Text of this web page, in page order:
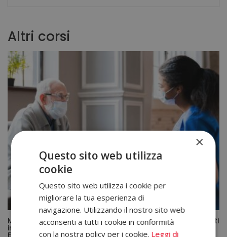
Altri corsi
Master in Assistenza Sociosanitaria a Persone Dipendenti
in Istituzioni Sociali – Diploma Autenticato da un Notaio
Europeo –
×
Questo sito web utilizza
cookie
Questo sito web utilizza i cookie per
migliorare la tua esperienza di
navigazione. Utilizzando il nostro sito web
acconsenti a tutti i cookie in conformità
con la nostra policy per i cookie. Leggi di